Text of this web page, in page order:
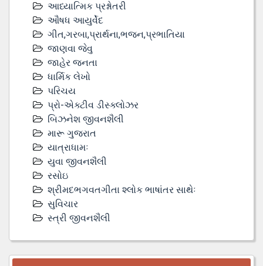
આધ્યાત્મિક પ્રશ્નોતરી
ઔષધ આયુર્વેદ
ગીત,ગરબા,પ્રાર્થના,ભજન,પ્રભાતિયા
જાણવા જેવુ
જાહેર જનતા
ધાર્મિક લેખો
પરિચય
પ્રો-એક્ટીવ ડીસ્‍ક્લોઝર
બિઝનેશ જીવનશૈલી
મારૂ ગુજરાત
યાત્રાધામઃ
યુવા જીવનશૈલી
રસોઇ
શ્રીમદભગવતગીતા શ્લોક ભાષાંતર સાથેઃ
સુવિચાર
સ્ત્રી જીવનશૈલી